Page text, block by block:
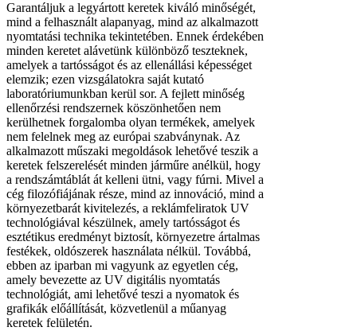
Garantáljuk a legyártott keretek kiváló minőségét,
mind a felhasznált alapanyag, mind az alkalmazott
nyomtatási technika tekintetében. Ennek érdekében
minden keretet alávetünk különböző teszteknek,
amelyek a tartósságot és az ellenállási képességet
elemzik; ezen vizsgálatokra saját kutató
laboratóriumunkban kerül sor. A fejlett minőség
ellenőrzési rendszernek köszönhetően nem
kerülhetnek forgalomba olyan termékek, amelyek
nem felelnek meg az európai szabványnak. Az
alkalmazott műszaki megoldások lehetővé teszik a
keretek felszerelését minden járműre anélkül, hogy
a rendszámtáblát át kelleni ütni, vagy fúrni. Mivel a
cég filozófiájának része, mind az innováció, mind a
környezetbarát kivitelezés, a reklámfeliratok UV
technológiával készülnek, amely tartósságot és
esztétikus eredményt biztosít, környezetre ártalmas
festékek, oldószerek használata nélkül. Továbbá,
ebben az iparban mi vagyunk az egyetlen cég,
amely bevezette az UV digitális nyomtatás
technológiát, ami lehetővé teszi a nyomatok és
grafikák előállítását, közvetlenül a műanyag
keretek felületén.